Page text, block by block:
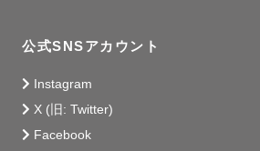
公式SNSアカウント
Instagram
X (旧: Twitter)
Facebook